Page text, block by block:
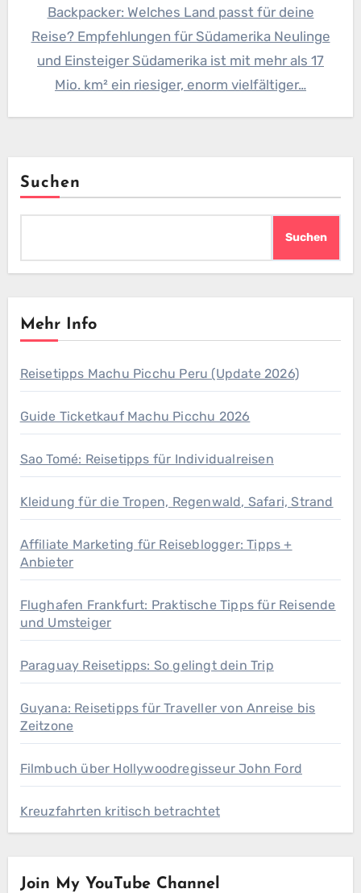
Backpacker: Welches Land passt für deine
Reise? Empfehlungen für Südamerika Neulinge
und Einsteiger Südamerika ist mit mehr als 17
Mio. km² ein riesiger, enorm vielfältiger…
Suchen
Suchen
Mehr Info
Reisetipps Machu Picchu Peru (Update 2026)
Guide Ticketkauf Machu Picchu 2026
Sao Tomé: Reisetipps für Individualreisen
Kleidung für die Tropen, Regenwald, Safari, Strand
Affiliate Marketing für Reiseblogger: Tipps +
Anbieter
Flughafen Frankfurt: Praktische Tipps für Reisende
und Umsteiger
Paraguay Reisetipps: So gelingt dein Trip
Guyana: Reisetipps für Traveller von Anreise bis
Zeitzone
Filmbuch über Hollywoodregisseur John Ford
Kreuzfahrten kritisch betrachtet
Join My YouTube Channel